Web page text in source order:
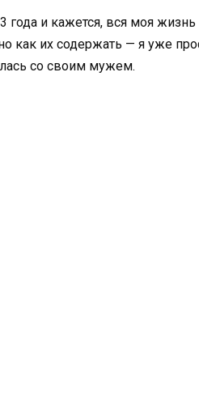
года и кажется, вся моя жизнь
как их содержать — я уже
со своим мужем.